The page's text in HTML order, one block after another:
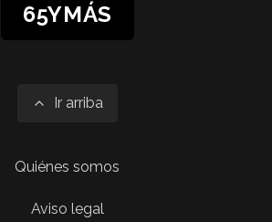
65YMÁS
Ir arriba
Quiénes somos
Aviso legal